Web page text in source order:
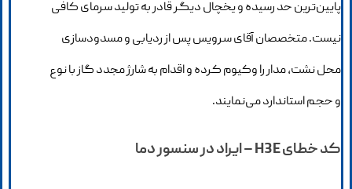
پایین‌ترین حد رسیده و یخچال دیگر قادر به تولید سرمای کافی
نیست. متخصصان آقای سرویس پس از ردیابی و مسدودسازی
محل نشت، مدار را وکیوم کرده و اقدام به شارژ مجدد گاز با نوع
و حجم استاندارد می‌نمایند.
کد خطای H3E – ایراد در سنسور دما